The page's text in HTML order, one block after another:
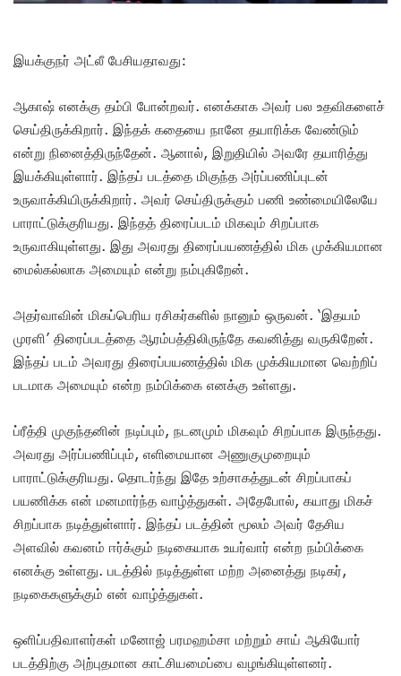
இயக்குநர் அட்லீ பேசியதாவது:
ஆகாஷ் எனக்கு தம்பி போன்றவர். எனக்காக அவர் பல உதவிகளைச்
செய்திருக்கிறார். இந்தக் கதையை நானே தயாரிக்க வேண்டும்
என்று நினைத்திருந்தேன். ஆனால், இறுதியில் அவரே தயாரித்து
இயக்கியுள்ளார். இந்தப் படத்தை மிகுந்த அர்ப்பணிப்புடன்
உருவாக்கியிருக்கிறார். அவர் செய்திருக்கும் பணி உண்மையிலேயே
பாராட்டுக்குரியது. இந்தத் திரைப்படம் மிகவும் சிறப்பாக
உருவாகியுள்ளது. இது அவரது திரைப்பயணத்தில் மிக முக்கியமான
மைல்கல்லாக அமையும் என்று நம்புகிறேன்.
அதர்வாவின் மிகப்பெரிய ரசிகர்களில் நானும் ஒருவன். ‘இதயம்
முரளி’ திரைப்படத்தை ஆரம்பத்திலிருந்தே கவனித்து வருகிறேன்.
இந்தப் படம் அவரது திரைப்பயணத்தில் மிக முக்கியமான வெற்றிப்
படமாக அமையும் என்ற நம்பிக்கை எனக்கு உள்ளது.
ப்ரீத்தி முகுந்தனின் நடிப்பும், நடனமும் மிகவும் சிறப்பாக இருந்தது.
அவரது அர்ப்பணிப்பும், எளிமையான அணுகுமுறையும்
பாராட்டுக்குரியது. தொடர்ந்து இதே உற்சாகத்துடன் சிறப்பாகப்
பயணிக்க என் மனமார்ந்த வாழ்த்துகள். அதேபோல், கயாது மிகச்
சிறப்பாக நடித்துள்ளார். இந்தப் படத்தின் மூலம் அவர் தேசிய
அளவில் கவனம் ஈர்க்கும் நடிகையாக உயர்வார் என்ற நம்பிக்கை
எனக்கு உள்ளது. படத்தில் நடித்துள்ள மற்ற அனைத்து நடிகர்,
நடிகைகளுக்கும் என் வாழ்த்துகள்.
ஒளிப்பதிவாளர்கள் மனோஜ் பரமஹம்சா மற்றும் சாய் ஆகியோர்
படத்திற்கு அற்புதமான காட்சியமைப்பை வழங்கியுள்ளனர்.